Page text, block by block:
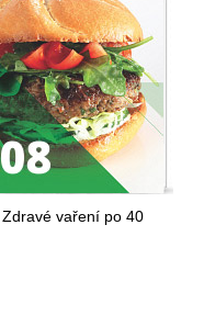
Zdravé vaření po 40